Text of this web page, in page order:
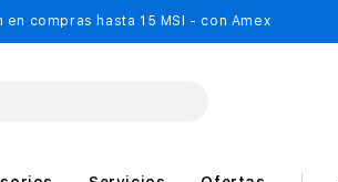
compras hasta 15 MSI - con Amex